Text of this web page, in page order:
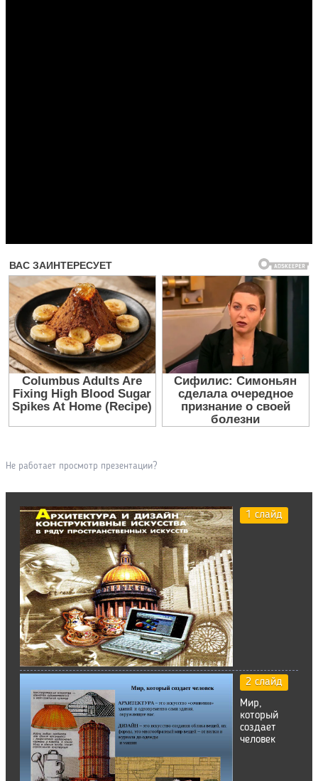
Не работает просмотр презентации?
1 слайд
2 слайд
Мир,
который
создает
человек